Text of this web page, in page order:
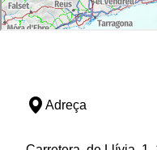
Adreça